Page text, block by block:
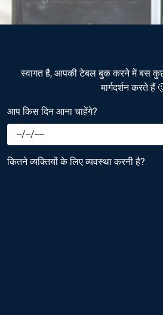
स्वागत है, आपकी टेबल बुक करने में बस
मार्गदर्शन करते हैं
आप किस दिन आना चाहेंगे?
कितने व्यक्तियों के लिए व्यवस्था करनी है?